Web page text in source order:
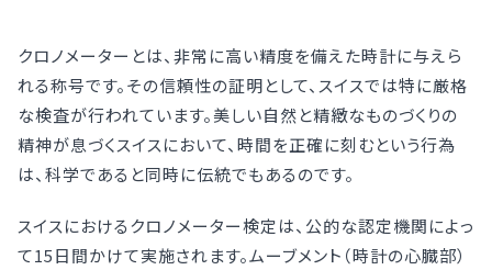
クロノメーターとは、非常に高い精度を備えた時計に与えら
れる称号です。その信頼性の証明として、スイスでは特に厳格
な検査が行われています。美しい自然と精緻なものづくりの
精神が息づくスイスにおいて、時間を正確に刻むという行為
は、科学であると同時に伝統でもあるのです。
スイスにおけるクロノメーター検定は、公的な認定機関によっ
て15日間かけて実施されます。ムーブメント（時計の心臓部）